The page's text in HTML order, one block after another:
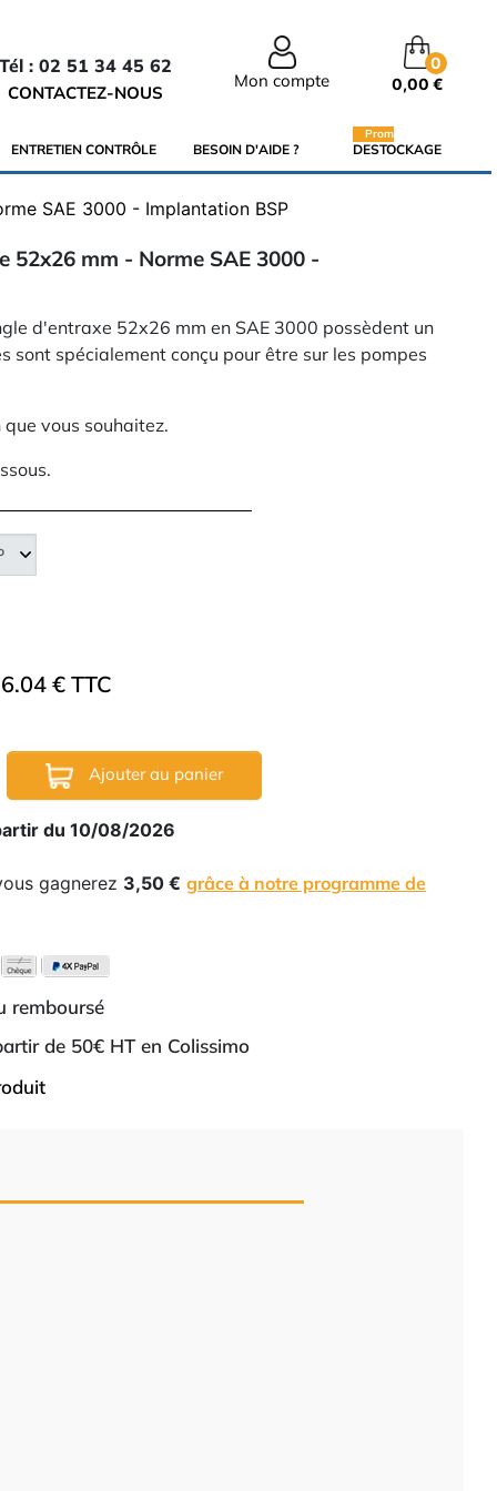
Tél : 02 51 34 45 62
CONTACTEZ-NOUS
Mon compte
0
0,00 €
ENTRETIEN CONTRÔLE BESOIN D'AIDE ? DESTOCKAGE
Promo
SAE 3000 - Implantation BSP
52x26 mm - Norme SAE 3000 -
d'entraxe 52x26 mm en SAE 3000 possèdent un
sont spécialement conçu pour être sur les pompes
vous souhaitez.
€ TTC
Ajouter au panier
du 10/08/2026
gagnerez 3,50 € grâce à notre programme de
remboursé
de 50€ HT en Colissimo